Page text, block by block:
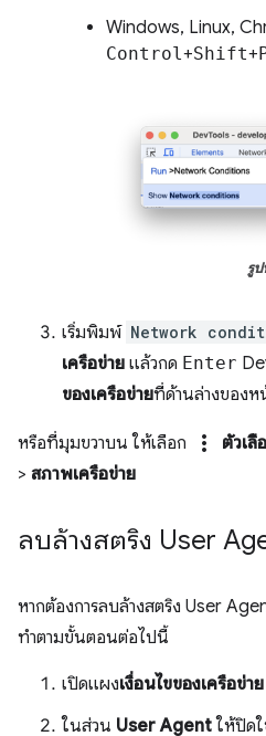
Windows, Linux,
Control +Shift+
รู
เริ่มพิมพ์ Network
เครือข่าย แล้วกด Enter
ของเครือข่ายที่ด้านล่างของห
หรือที่มุมขวาบน ให้เลือก more_vert ตัวเลื
> สภาพเครือข่าย
ลบล้างสตริง User
หากต้องการลบล้างสตริง User
ทําตามขั้นตอนต่อไปนี้
เปิดแผงเงื่อนไขของเครือข่าย
ในส่วน User Agentให้ปิด